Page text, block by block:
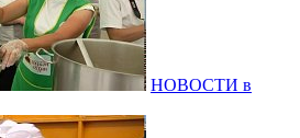
НОВОСТИ в